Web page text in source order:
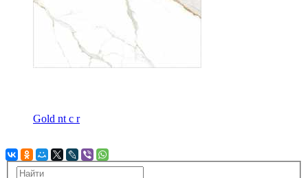
Gold nt c r